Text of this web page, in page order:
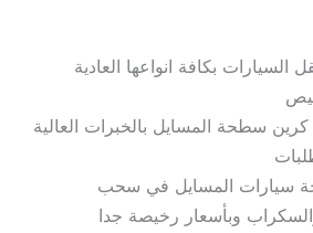
بكافة انواعها العادية
سطحة المسايل بالخبرات العالية
سيارات المسايل في سحب
وبأسعار رخيصة جدا